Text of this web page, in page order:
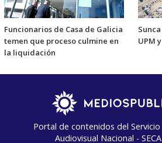
Funcionarios de Casa de Galicia
temen que proceso culmine en
la liquidación
UPM
Portal de contenidos del
Audiovisual Nacional -